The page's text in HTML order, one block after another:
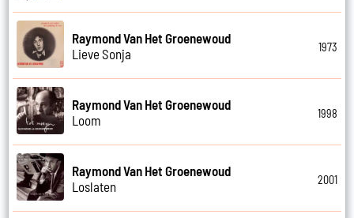
Raymond Van Het Groenewoud
Lieve Sonja
1973
Raymond Van Het Groenewoud
Loom
1998
Raymond Van Het Groenewoud
Loslaten
2001